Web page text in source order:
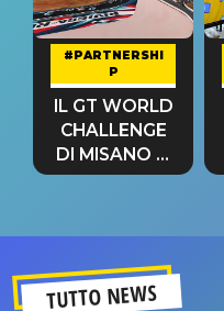
#PARTNERSHI
P
IL GT WORLD
CHALLENGE
DI MISANO si
riconferma
TUTTO NEWS